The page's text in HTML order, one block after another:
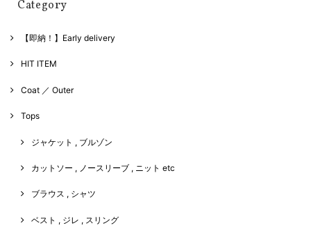
Category
【即納！】Early delivery
HIT ITEM
Coat ／ Outer
Tops
ジャケット , ブルゾン
カットソー , ノースリーブ , ニット etc
ブラウス , シャツ
ベスト , ジレ , スリング